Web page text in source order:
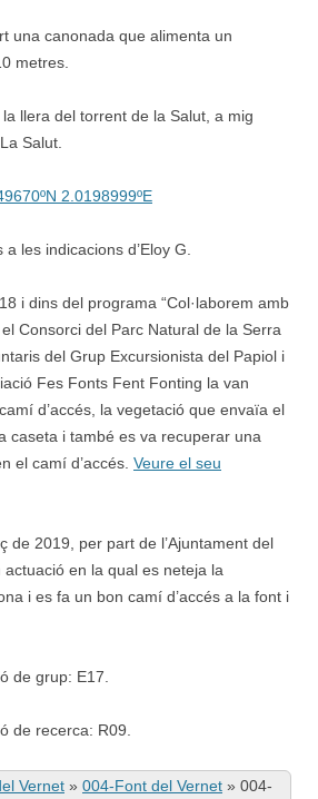
una canonada que alimenta un
metres.
llera del torrent de la Salut, a mig
Salut.
2.0198999ºE
les indicacions d’Eloy G.
i dins del programa “Col·laborem amb
Consorci del Parc Natural de la Serra
del Grup Excursionista del Papiol i
Fes Fonts Fent Fonting la van
d’accés, la vegetació que envaïa el
caseta i també es va recuperar una
el camí d’accés. Veure el seu
de 2019, per part de l’Ajuntament del
en la qual es neteja la
i es fa un bon camí d’accés a la font i
de grup: E17.
de recerca: R09.
Vernet » 004-Font del Vernet » 004-